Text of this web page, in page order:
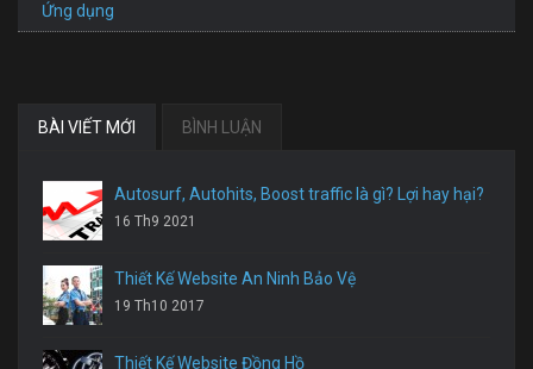
Ứng dụng
BÀI VIẾT MỚI BÌNH LUẬN
Autosurf, Autohits, Boost traffic là gì? Lợi hay hại?
16 Th9 2021
Thiết Kế Website An Ninh Bảo Vệ
19 Th10 2017
Thiết Kế Website Đồng Hồ